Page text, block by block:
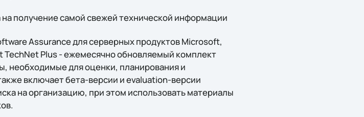
получение самой свежей технической информации
Assurance для серверных продуктов Microsoft,
TechNet Plus - ежемесячно обновляемый комплект
необходимые для оценки, планирования и
включает бета-версии и evaluation-версии
на организацию, при этом использовать материалы